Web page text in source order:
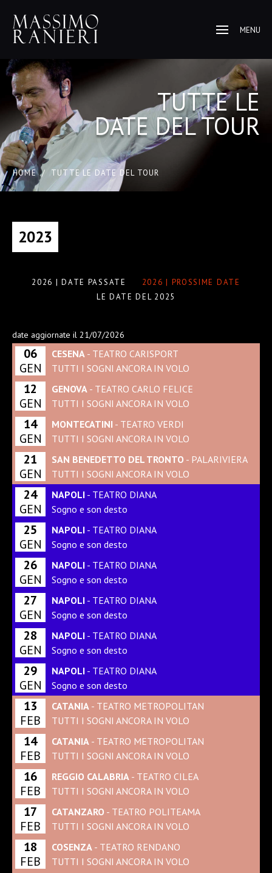
MENU
TUTTE LE
DATE DEL TOUR
HOME / TUTTE LE DATE DEL TOUR
2023
2026 | DATE PASSATE
2026 | PROSSIME DATE
LE DATE DEL 2025
date aggiornate il 21/07/2026
06
GEN
CESENA - TEATRO CARISPORT
TUTTI I SOGNI ANCORA IN VOLO
12
GEN
GENOVA - TEATRO CARLO FELICE
TUTTI I SOGNI ANCORA IN VOLO
14
GEN
MONTECATINI - TEATRO VERDI
TUTTI I SOGNI ANCORA IN VOLO
21
GEN
SAN BENEDETTO DEL TRONTO - PALARIVIERA
TUTTI I SOGNI ANCORA IN VOLO
24
GEN
NAPOLI - TEATRO DIANA
Sogno e son desto
25
GEN
NAPOLI - TEATRO DIANA
Sogno e son desto
26
GEN
NAPOLI - TEATRO DIANA
Sogno e son desto
27
GEN
NAPOLI - TEATRO DIANA
Sogno e son desto
28
GEN
NAPOLI - TEATRO DIANA
Sogno e son desto
29
GEN
NAPOLI - TEATRO DIANA
Sogno e son desto
13
FEB
CATANIA - TEATRO METROPOLITAN
TUTTI I SOGNI ANCORA IN VOLO
14
FEB
CATANIA - TEATRO METROPOLITAN
TUTTI I SOGNI ANCORA IN VOLO
16
FEB
REGGIO CALABRIA - TEATRO CILEA
TUTTI I SOGNI ANCORA IN VOLO
17
FEB
CATANZARO - TEATRO POLITEAMA
TUTTI I SOGNI ANCORA IN VOLO
18
FEB
COSENZA - TEATRO RENDANO
TUTTI I SOGNI ANCORA IN VOLO